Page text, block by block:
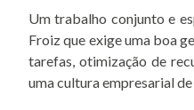
Um trabalho conjunto e
Froiz que exige uma boa
tarefas, otimização de
uma cultura empresarial